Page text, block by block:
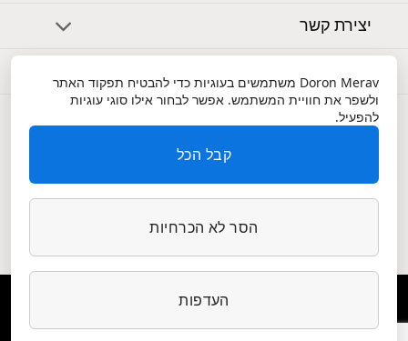
יצירת קשר
שירות לקוחות
הצהרת נגישות|תנאי שימוש ופרטיות
Doron Merav משתמשים בעוגיות כדי להבטיח תפקוד האתר
ולשפר את חוויית המשתמש. אפשר לבחור אילו סוגי עוגיות
להפעיל.
קבל הכל
הסר לא הכרחיות
העדפות